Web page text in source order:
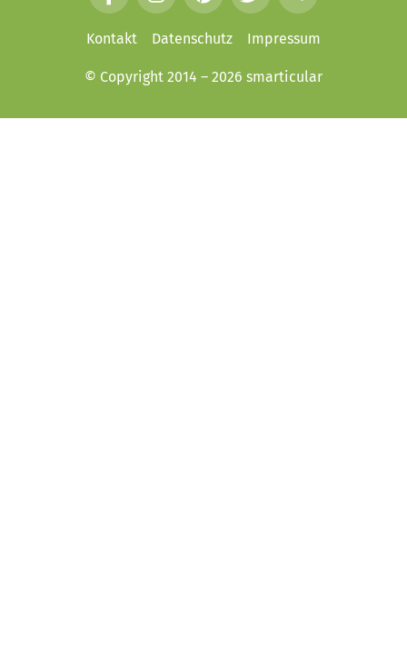
a
c
b
o
n
a
r
i
n
e
e
w
t
r
e
l
g
a
Kontakt Datenschutz Impressum
© Copyright 2014 – 2026 smarticular